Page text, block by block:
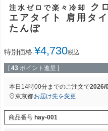
注水ゼロで楽々冷却
ク
エアタイト 肩用タ
たんぽ
特別価格 ¥4,730税込
[ 43 ポイント進呈 ]
本日 14時00分までのご注文で2026/
東京都お届け先を変更
商品番号 hay-001